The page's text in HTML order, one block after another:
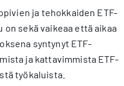
ja tehokkaiden ETF-
sekä vaikeaa että aikaa
syntynyt ETF-
ja kattavimmista ETF-
työkaluista.